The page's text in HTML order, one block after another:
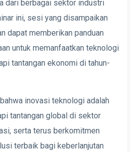
dari berbagai sektor industri
ini, sesi yang disampaikan
dapat memberikan panduan
untuk memanfaatkan teknologi
tantangan ekonomi di tahun-
inovasi teknologi adalah
tantangan global di sektor
serta terus berkomitmen
terbaik bagi keberlanjutan